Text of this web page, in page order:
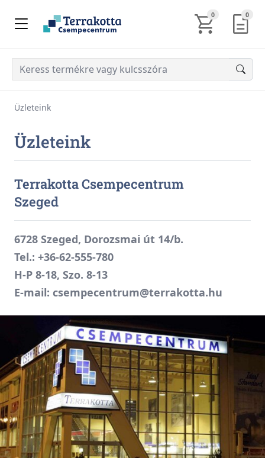
0KOSÁR 0
Üzleteink
Üzleteink
Terrakotta Csempecentrum
Szeged
6728 Szeged, Dorozsmai út 14/b.
Tel.: +36-62-555-780
H-P 8-18, Szo. 8-13
E-mail: csempecentrum@terrakotta.hu